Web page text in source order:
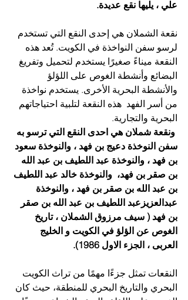
علي ، يليها نقع عديدة.
نقعة الشملان هي إحدى النقع التي تستخدم
لرسو سفن النواخذة في الكويت. تُعد هذه
النقعة ميناءً صغيرًا يستخدم لتحميل وتفريغ
البضائع وأنشطة الغوص على اللؤلؤ
والأنشطة البحرية الأخرى. يستخدم نواخذة
من أسر الفهد  هذه النقعة لتلبية احتياجاتهم
البحرية والتجارية.
ونقعة شملان هي احدى النقع التي ترسو به
سفن النوخذة دعيج بن فهد ، والنوخذة سعود
بن فهد ، والنوخذة عبد اللطيف بن عبد الله
بن صقر بن فهد،  والنوخذة خالد عبد اللطيف
بن عبد الله بن صقر بن فهد ، والنوخذة
عبدالعزيزعبد اللطيف بن عبد الله بن صقر
بن فهد ( سيف مرزوق الشملان ، تاريخ
الغوص عن الؤلؤ في الكويت و الخليج
العربى ، الجزء الاول 1986).
النقعات تمثل جزءًا مهمًا من تراث الكويت
البحري والتاريخ البحري للمنطقة، حيث كان